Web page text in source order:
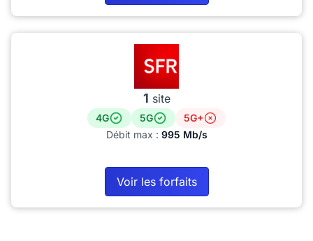
1 site
4G 5G
5G+
Débit max : 995 Mb/s
Voir les forfaits